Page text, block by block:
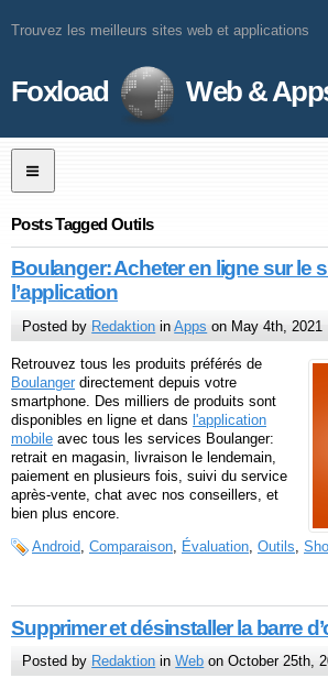
Trouvez les meilleurs sites web et applications
Foxload Web &
Posts Tagged Outils
Boulanger: Acheter en ligne sur le
l’application
Posted by Redaktion inApps on May 4th, 2021
Retrouvez tous les produits préférés de
Boulanger directement depuis votre
smartphone. Des milliers de produits sont
disponibles en ligne et dans l'application
mobile avec tous les services Boulanger:
retrait en magasin, livraison le lendemain,
paiement en plusieurs fois, suivi du service
après-vente, chat avec nos conseillers, et
bien plus encore.
Android, Comparaison, Évaluation, Outils,
Supprimer et désinstaller la barre
Posted by Redaktion inWeb on October 25th,